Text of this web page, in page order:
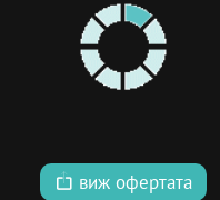
виж офертата